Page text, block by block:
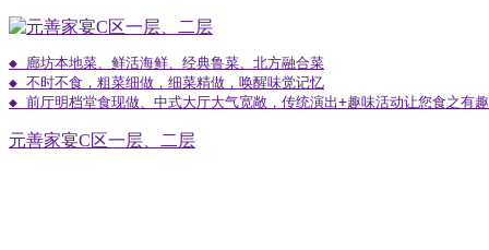
◆ 廊坊本地菜、鲜活海鲜、经典鲁菜、北方融合菜
◆ 不时不食，粗菜细做，细菜精做，唤醒味觉记忆
◆ 前厅明档堂食现做、中式大厅大气宽敞，传统演出+趣味活动让您食之有
元善家宴C区一层、二层